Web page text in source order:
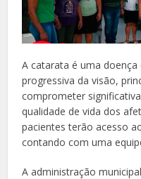
A catarata é uma
progressiva da visão,
comprometer
qualidade de vida dos
pacientes terão acesso
contando com uma
A administração